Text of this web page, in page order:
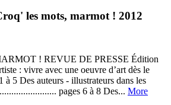
les mots, marmot ! 2012
! REVUE DE PRESSE Édition
: vivre avec une oeuvre d’art dès le
à 5 Des auteurs - illustrateurs dans les
pages 6 à 8 Des... More